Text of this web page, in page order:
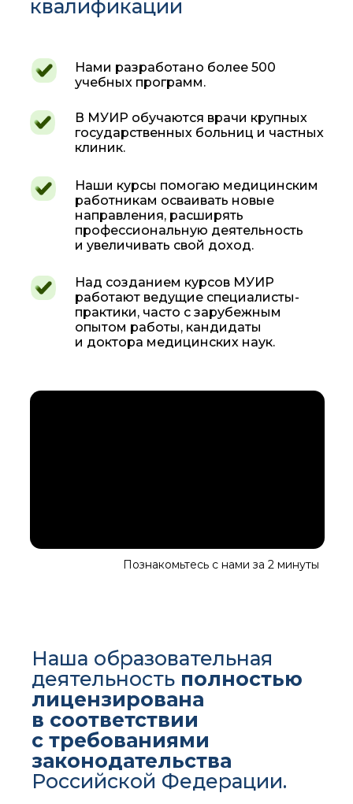
квалификации
Познакомьтесь с нами за 2 минуты
Нами разработано более 500
учебных программ.
В МУИР обучаются врачи крупных
государственных больниц и частных
клиник.
Наши курсы помогаю медицинским
работникам осваивать новые
направления, расширять
профессиональную деятельность
и увеличивать свой доход.
Над созданием курсов МУИР
работают ведущие специалисты-
практики, часто с зарубежным
опытом работы, кандидаты
и доктора медицинских наук.
Наша образовательная
деятельность полностью
лицензирована
в соответствии
с требованиями
законодательства
Российской Федерации.